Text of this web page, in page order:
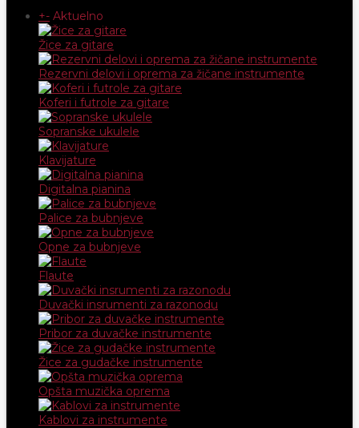
+- Aktuelno
Žice za gitare
Rezervni delovi i oprema za žičane instrumente
Koferi i futrole za gitare
Sopranske ukulele
Klavijature
Digitalna pianina
Palice za bubnjeve
Opne za bubnjeve
Flaute
Duvački insrumenti za razonodu
Pribor za duvačke instrumente
Žice za gudačke instrumente
Opšta muzička oprema
Kablovi za instrumente